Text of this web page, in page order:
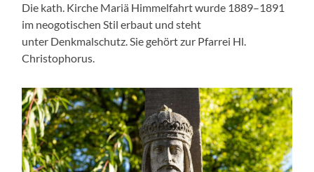
Die kath. Kirche Mariä Himmelfahrt wurde 1889–1891
im neogotischen Stil erbaut und steht
unter Denkmalschutz. Sie gehört zur Pfarrei Hl.
Christophorus.